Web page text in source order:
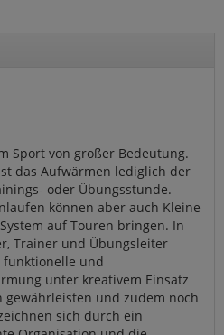
Sport von großer Bedeutung.
das Aufwärmen lediglich der
oder Übungsstunde.
können aber auch Kleine
auf Touren bringen. In
Trainer und Übungsleiter
funktionelle und
unter kreativem Einsatz
und zudem noch
sich durch ein